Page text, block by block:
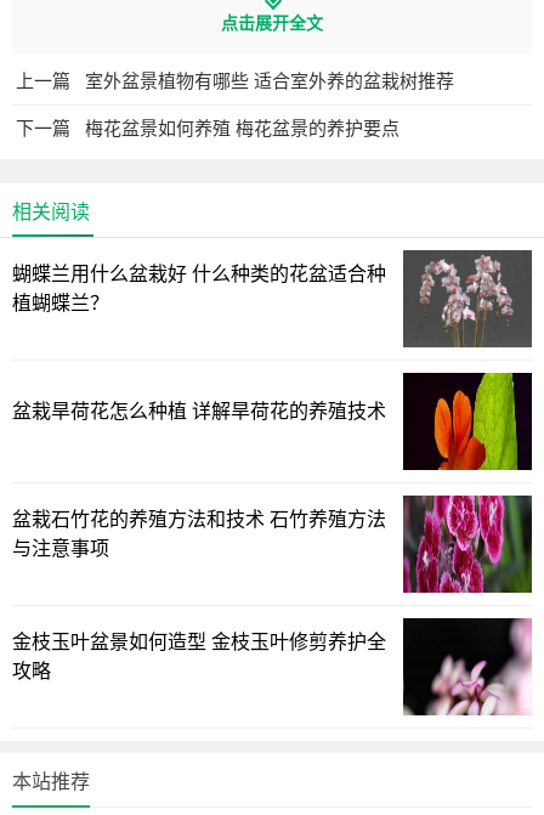
幼株应注意养分的供应，成形株要注意控肥；幼株生长季节
较低时不需施肥，如成形株在换盆时施入基肥，整个生长季
施入量为盆土的1/20左右。
落地生根喜欢湿润的土壤，也耐干旱；春季气温上升后植
株开始生长，要逐渐加大浇水量，盆内的土壤应保持湿润，
但盆土过于潮湿，根茎易发生腐烂，故浇水要间干间湿，室
凉后逐渐减少浇水量，花盆内的土壤保持偏干，秋末冬季春
初气温较低时，植株处于半休眠状态，花盆内的土壤应保持
点击展开全文
上一篇 室外盆景植物有哪些 适合室外养的盆栽树推荐
下一篇 梅花盆景如何养殖 梅花盆景的养护要点
相关阅读
蝴蝶兰用什么盆栽好 什么种类的花盆适合种
植蝴蝶兰？
盆栽旱荷花怎么种植 详解旱荷花的养殖技术
盆栽石竹花的养殖方法和技术 石竹养殖方法
与注意事项
金枝玉叶盆景如何造型 金枝玉叶修剪养护全
攻略
本站推荐